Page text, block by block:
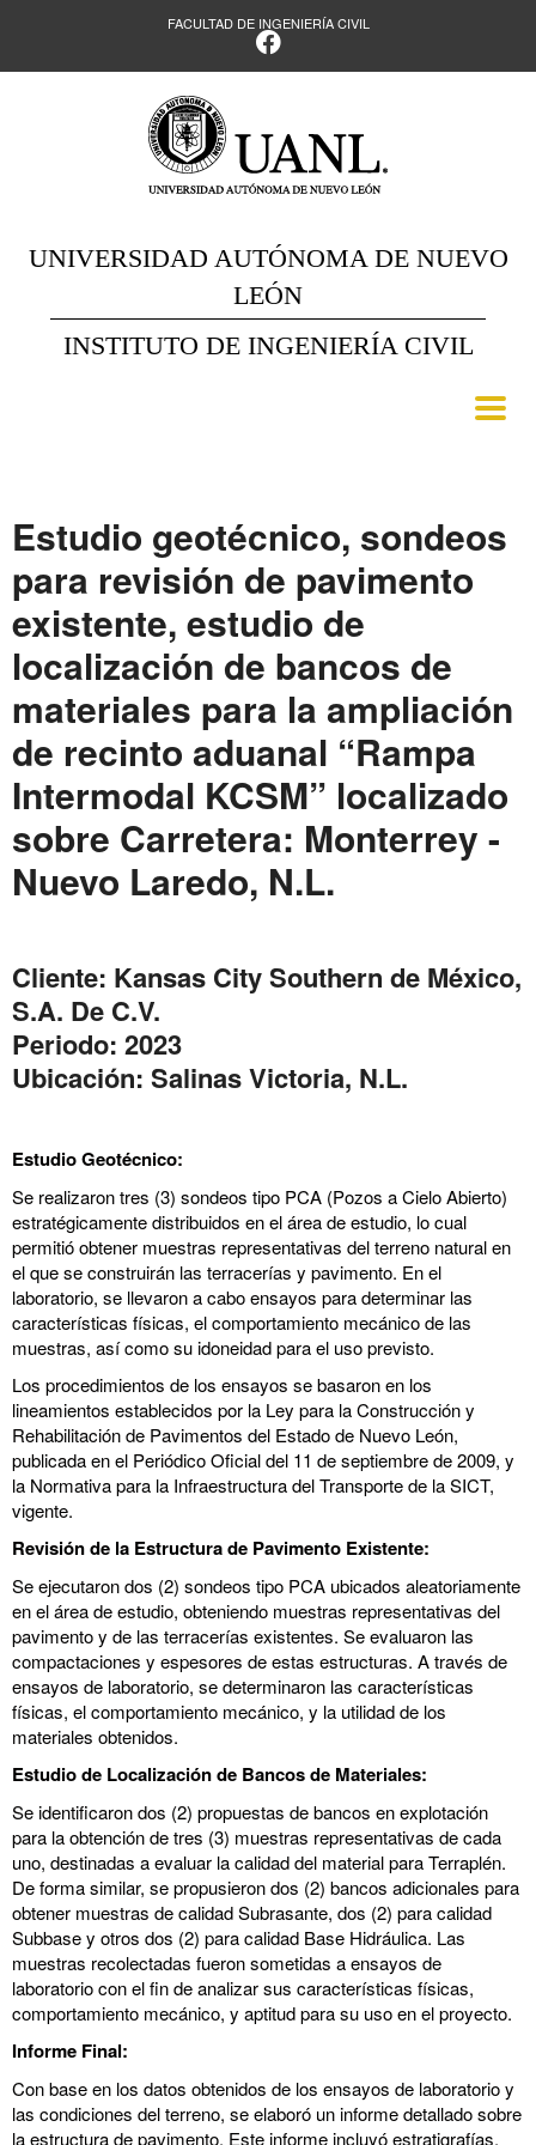
FACULTAD DE INGENIERÍA CIVIL
UNIVERSIDAD AUTÓNOMA DE NUEVO
LEÓN
INSTITUTO DE INGENIERÍA CIVIL
Estudio geotécnico, sondeos
para revisión de pavimento
existente, estudio de
localización de bancos de
materiales para la ampliación
de recinto aduanal “Rampa
Intermodal KCSM” localizado
sobre Carretera: Monterrey -
Nuevo Laredo, N.L.
Cliente: Kansas City Southern de México,
S.A. De C.V.
Periodo: 2023
Ubicación: Salinas Victoria, N.L.
Estudio Geotécnico:
Se realizaron tres (3) sondeos tipo PCA (Pozos a Cielo Abierto)
estratégicamente distribuidos en el área de estudio, lo cual
permitió obtener muestras representativas del terreno natural en
el que se construirán las terracerías y pavimento. En el
laboratorio, se llevaron a cabo ensayos para determinar las
características físicas, el comportamiento mecánico de las
muestras, así como su idoneidad para el uso previsto.
Los procedimientos de los ensayos se basaron en los
lineamientos establecidos por la Ley para la Construcción y
Rehabilitación de Pavimentos del Estado de Nuevo León,
publicada en el Periódico Oficial del 11 de septiembre de 2009, y
la Normativa para la Infraestructura del Transporte de la SICT,
vigente.
Revisión de la Estructura de Pavimento Existente:
Se ejecutaron dos (2) sondeos tipo PCA ubicados aleatoriamente
en el área de estudio, obteniendo muestras representativas del
pavimento y de las terracerías existentes. Se evaluaron las
compactaciones y espesores de estas estructuras. A través de
ensayos de laboratorio, se determinaron las características
físicas, el comportamiento mecánico, y la utilidad de los
materiales obtenidos.
Estudio de Localización de Bancos de Materiales:
Se identificaron dos (2) propuestas de bancos en explotación
para la obtención de tres (3) muestras representativas de cada
uno, destinadas a evaluar la calidad del material para Terraplén.
De forma similar, se propusieron dos (2) bancos adicionales para
obtener muestras de calidad Subrasante, dos (2) para calidad
Subbase y otros dos (2) para calidad Base Hidráulica. Las
muestras recolectadas fueron sometidas a ensayos de
laboratorio con el fin de analizar sus características físicas,
comportamiento mecánico, y aptitud para su uso en el proyecto.
Informe Final:
Con base en los datos obtenidos de los ensayos de laboratorio y
las condiciones del terreno, se elaboró un informe detallado sobre
la estructura de pavimento. Este informe incluyó estratigrafías,